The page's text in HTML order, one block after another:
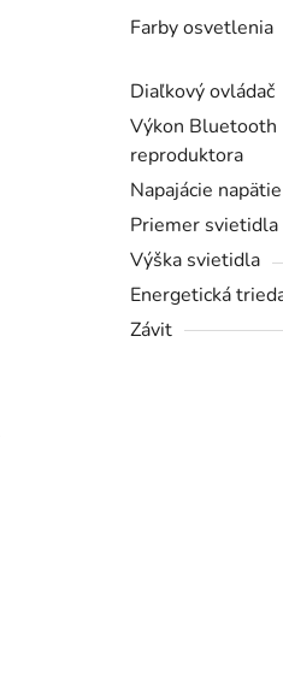
Farby osvetlenia
Diaľkový ovládač
Výkon Bluetooth
reproduktora
Napajácie napätie
Priemer svietidla
Výška svietidla
Energetická
Závit